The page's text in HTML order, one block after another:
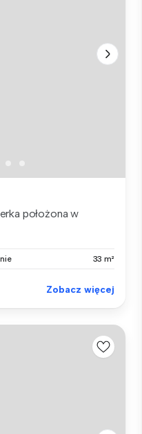
położona w
33 m²
Zobacz więcej